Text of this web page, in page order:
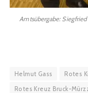
Amtsübergabe:
Helmut Gass
Rotes
Rotes Kreuz Bruck-